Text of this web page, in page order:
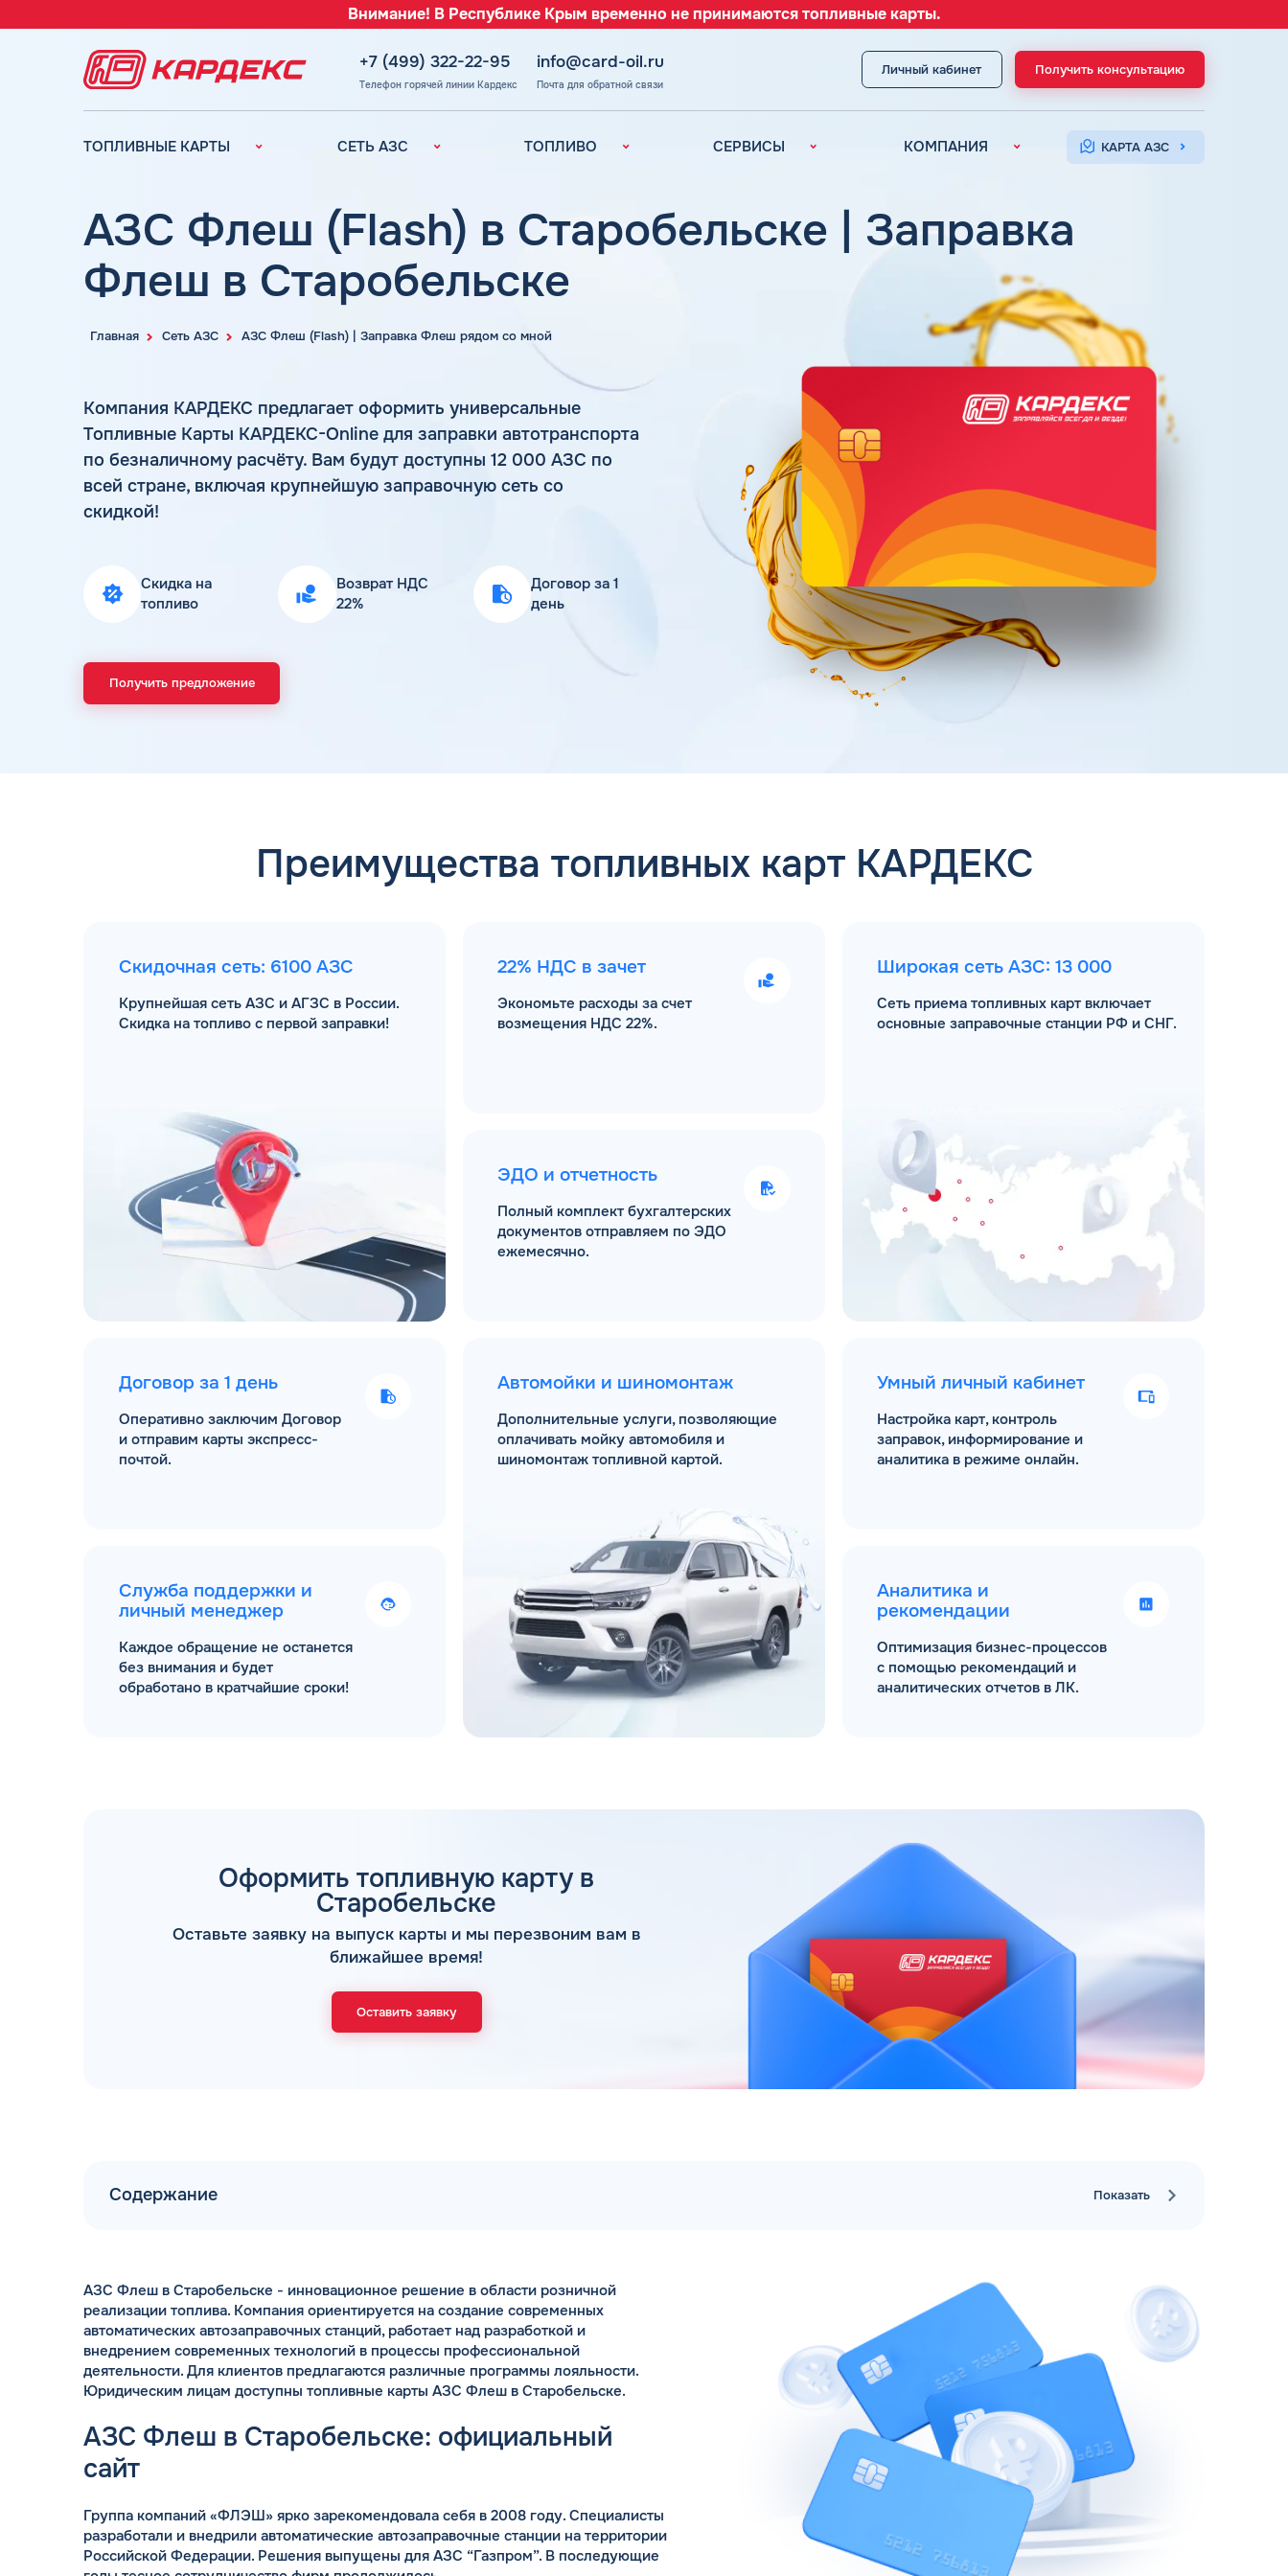
Внимание! В Республике Крым временно не принимаются топливные карты.
+7 (499) 322-22-95
Телефон горячей линии Кардекс
info@card-oil.ru
Почта для обратной связи
Личный кабинет Получить консультацию
ТОПЛИВНЫЕ КАРТЫ
Преимущества
Индивидуальный
подход
Автомойки
Вопросы и Ответы
СЕТЬ АЗС
АЗС Газпромнефть
АЗС Татнефть
АЗС Тебойл
АЗС Газпром
АЗС
Нефтьмагистраль
ТОПЛИВО
Бензин
топливо
Топливные бренды
Наши города
Калькулятор
расхода топлива
Статьи
СЕРВИСЫ
Документооборот
(ЭДО)
Уведомления об
окончании баланса
КОМПАНИЯ КАРТА АЗС
Главная Сеть АЗС АЗС Флеш (Flash) | Заправка Флеш рядом со мной
АЗС Флеш (Flash) в Старобельске | Заправка
Флеш в Старобельске
Компания КАРДЕКС предлагает оформить универсальные
Топливные Карты КАРДЕКС-Online для заправки автотранспорта
по безналичному расчёту. Вам будут доступны 12 000 АЗС по
всей стране, включая крупнейшую заправочную сеть со
скидкой!
Скидка на
топливо
Возврат НДС
22%
Договор за 1
день
Получить предложение
Преимущества топливных карт КАРДЕКС
Скидочная сеть: 6100 АЗС
Крупнейшая сеть АЗС и АГЗС в России.
Скидка на топливо с первой заправки!
Договор за 1 день
Оперативно заключим Договор
и отправим карты экспресс-
почтой.
Служба поддержки и
личный менеджер
Каждое обращение не останется
без внимания и будет
обработано в кратчайшие сроки!
22% НДС в зачет
Экономьте расходы за счет
возмещения НДС 22%.
ЭДО и отчетность
Полный комплект бухгалтерских
документов отправляем по ЭДО
ежемесячно.
Автомойки и шиномонтаж
Дополнительные услуги, позволяющие
оплачивать мойку автомобиля и
шиномонтаж топливной картой.
Широкая сеть АЗС: 13 000
Сеть приема топливных карт включает
основные заправочные станции РФ и СНГ.
Умный личный кабинет
Настройка карт, контроль
заправок, информирование и
аналитика в режиме онлайн.
Аналитика и
рекомендации
Оптимизация бизнес-процессов
с помощью рекомендаций и
аналитических отчетов в ЛК.
Оформить топливную карту в
Старобельске
Оставьте заявку на выпуск карты и мы перезвоним вам в
ближайшее время!
Оставить заявку
Содержание Показать
АЗС Флеш в Старобельске - инновационное решение в области розничной
реализации топлива. Компания ориентируется на создание современных
автоматических автозаправочных станций, работает над разработкой и
внедрением современных технологий в процессы профессиональной
деятельности. Для клиентов предлагаются различные программы лояльности.
Юридическим лицам доступны топливные карты АЗС Флеш в Старобельске.
АЗС Флеш в Старобельске: официальный
сайт
Группа компаний «ФЛЭШ» ярко зарекомендовала себя в 2008 году. Специалисты
разработали и внедрили автоматические автозаправочные станции на территории
Российской Федерации. Решения выпущены для АЗС “Газпром”. В последующие
ТОПЛИВНЫЕ КАРТЫ ДЛЯ ЮР. ЛИЦ И ИП
ДОГОВОР ЗА 5 МИНУТ
мгновенное заключение Договора и выпуск карт в
день обращения
ЗАКАЗАТЬ
ОБРАТНЫЙ ЗВОНОК
Имя*
ОФОРМИТЬ ЗАЯВКУ
Заполняя форму, ясоглашаюсь с обработкой персональных
данных
ЗАВТРА
Мы свяжемся с Вами в ближайшее время